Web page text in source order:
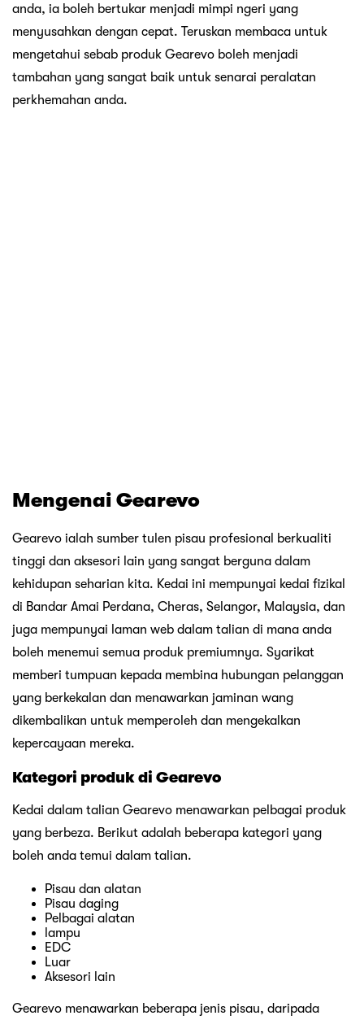
anda, ia boleh bertukar menjadi mimpi ngeri yang
menyusahkan dengan cepat. Teruskan membaca untuk
mengetahui sebab produk Gearevo boleh menjadi
tambahan yang sangat baik untuk senarai peralatan
perkhemahan anda.
yang berbeza. Berikut adalah beberapa kategori yang
Pisau dan alatan
Pisau daging
Pelbagai alatan
lampu
EDC
Luar
Gearevo menawarkan beberapa jenis pisau, daripada
pisau lipat hingga pisau bilah tetap. Mereka juga
membawa aksesori pisau penting seperti pengasah pisau,
sarung pisau dan sarung. Jadi sama ada anda sedang
perjalanan perkhemahan anda yang seterusnya, Gearevo
telah membantu anda.
Kedai ini juga menawarkan pelbagai alatan seperti pisau
lain yang boleh berguna apabila anda berada di luar
rumah. Selain alat berguna, anda juga boleh membeli
lampu suluh, tanglung dan lebih banyak aksesori ringan
melalui Gearevo.
Jika anda suka aktiviti luar, anda pasti akan menikmati